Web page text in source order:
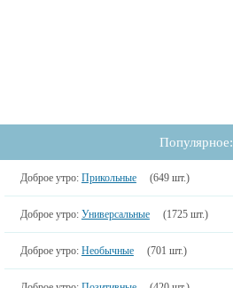
Популярное:
Доброе утро: Прикольные (649 шт.)
Доброе утро: Универсальные (1725 шт.)
Доброе утро: Необычные (701 шт.)